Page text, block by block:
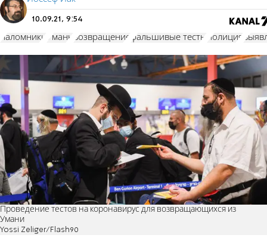
10.09.21, 9:54
паломники Умань возвращение фальшивые тесты полиция
Проведение тестов на коронавирус для возвращающихся из
Умани
Yossi Zeliger/Flash90